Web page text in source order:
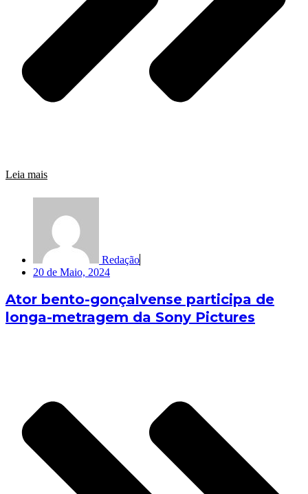
Leia mais
Redação
20 de Maio, 2024
Ator bento-gonçalvense participa de
longa-metragem da Sony Pictures